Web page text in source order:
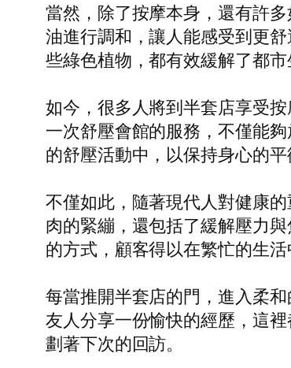
當然，除了按摩本身，還有許
油進行調和，讓人能感受到更
些綠色植物，都有效緩解了都市
如今，很多人將到半套店享受
一次舒壓會館的服務，不僅能
的舒壓活動中，以保持身心的平
不僅如此，隨著現代人對健康
肉的緊繃，還包括了緩解壓力
的方式，顧客得以在繁忙的生
每當推開半套店的門，進入柔
友人分享一份愉快的經歷，這
劃著下次的回訪。